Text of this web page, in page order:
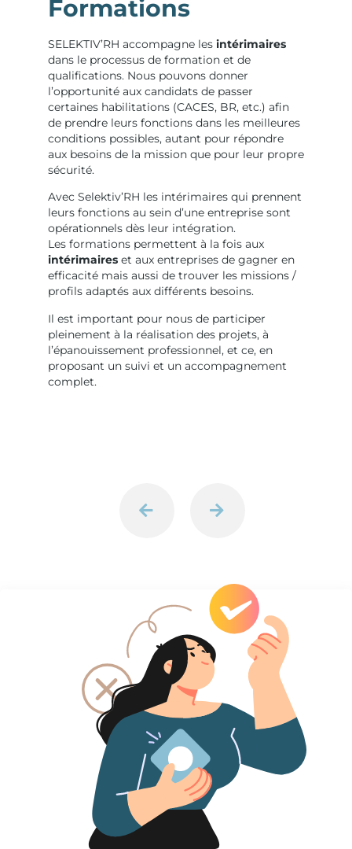
Formations
SELEKTIV’RH accompagne les intérimaires
dans le processus de formation et de
qualifications. Nous pouvons donner
l’opportunité aux candidats de passer
certaines habilitations (CACES, BR, etc.) afin
de prendre leurs fonctions dans les meilleures
conditions possibles, autant pour répondre
aux besoins de la mission que pour leur propre
sécurité.
Avec Selektiv’RH les intérimaires qui prennent
leurs fonctions au sein d’une entreprise sont
opérationnels dès leur intégration.
Les formations permettent à la fois aux
intérimaireset aux entreprises de gagner en
efficacité mais aussi de trouver les missions /
profils adaptés aux différents besoins.
Il est important pour nous de participer
pleinement à la réalisation des projets, à
l’épanouissement professionnel, et ce, en
proposant un suivi et un accompagnement
complet.